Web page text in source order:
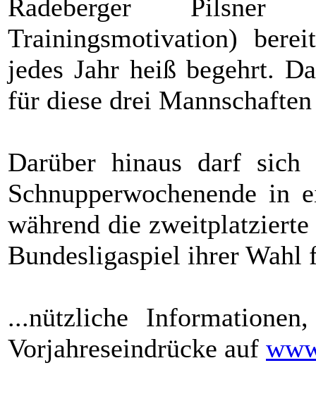
Radeberger
Trainingsmotivation)
jedes Jahr heiß begehrt.
für diese drei
Darüber hinaus darf sich
Schnupperwochenende in
während die
Bundesligaspiel ihrer Wahl
...nützliche
Vorjahreseindrücke auf